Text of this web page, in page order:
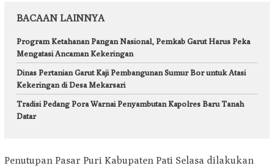
BACAAN LAINNYA
Program Ketahanan Pangan Nasional, Pemkab Garut Harus Peka
Mengatasi Ancaman Kekeringan
Dinas Pertanian Garut Kaji Pembangunan Sumur Bor untuk Atasi
Kekeringan di Desa Mekarsari
Tradisi Pedang Pora Warnai Penyambutan Kapolres Baru Tanah
Datar
Penutupan Pasar Puri Kabupaten Pati Selasa dilakukan